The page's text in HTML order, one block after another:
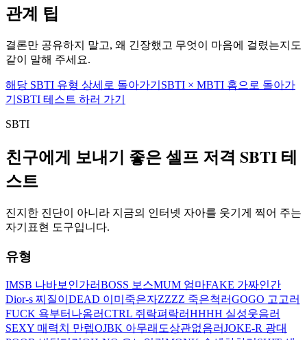
관계 팁
결론만 공유하지 말고, 왜 긴장했고 무엇이 마음에 걸렸는지도
같이 말해 주세요.
해당 SBTI 유형 상세로 돌아가기 SBTI × MBTI 홈으로 돌아가
기 SBTI 테스트 하러 가기
SBTI
친구에게 보내기 좋은 셀프 저격 SBTI 테
스트
진지한 진단이 아니라 지금의 인터넷 자아를 웃기게 찍어 주는
자기표현 도구입니다.
유형
IMSB 나바보인가러BOSS 보스MUM 엄마FAKE 가짜인간
Dior-s 찌질이 DEAD 이미죽은자ZZZZ 죽은척러GOGO 고고러
FUCK 욕부터나옴러CTRL 쥐락펴락러HHHH 실성웃음러
SEXY 매력치 만렙OJBK 아무래도상관없음러JOKE-R 광대